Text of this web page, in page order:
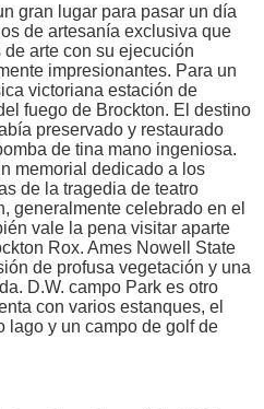
gran lugar para pasar un día
de artesanía exclusiva que
arte con su ejecución
impresionantes. Para un
victoriana estación de
fuego de Brockton. El destino
preservado y restaurado
de tina mano ingeniosa.
memorial dedicado a los
de la tragedia de teatro
generalmente celebrado en el
vale la pena visitar aparte
Rox. Ames Nowell State
de profusa vegetación y una
D.W. campo Park es otro
con varios estanques, el
lago y un campo de golf de